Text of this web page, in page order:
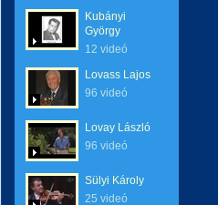
Kubányi
György
12 videó
Lovass Lajos
96 videó
Lovay László
96 videó
Sülyi Károly
25 videó